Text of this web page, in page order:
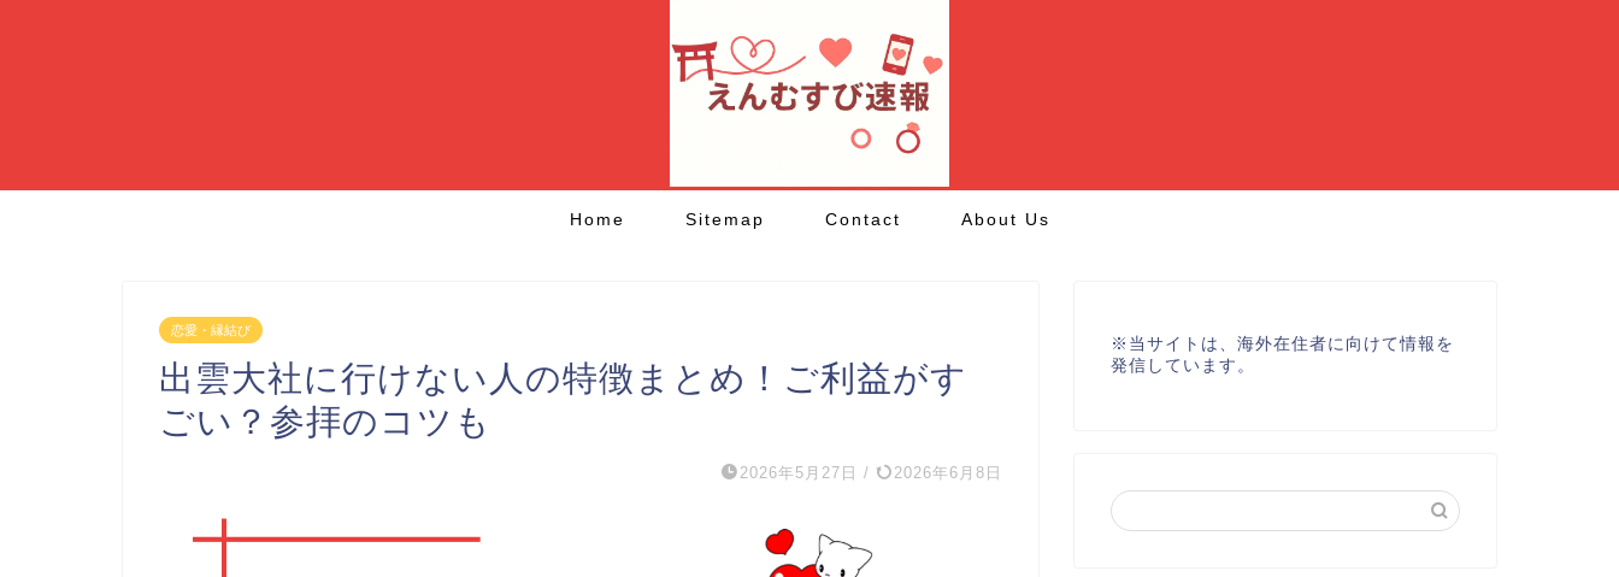
Home Sitemap Contact About Us
恋愛・縁結び
出雲大社に行けない人の特徴まとめ！ご利益がす
ごい？参拝のコツも
2026年5月27日 / 2026年6月8日
※ 当サイトは、海外在住者に向けて情報を
発信しています。